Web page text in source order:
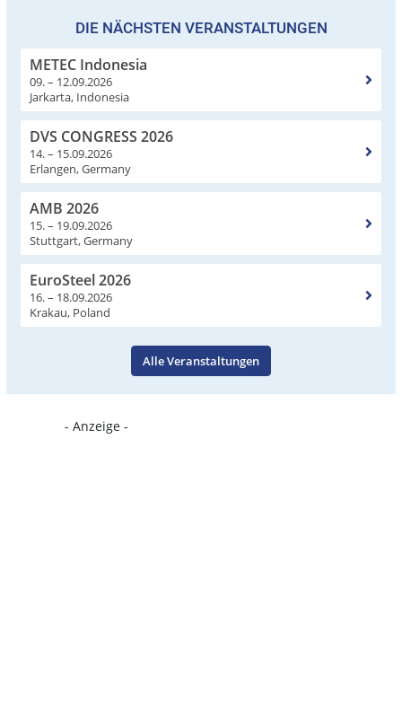
DIE NÄCHSTEN VERANSTALTUNGEN
METEC Indonesia
09. – 12.09.2026
Jarkarta, Indonesia
DVS CONGRESS 2026
14. – 15.09.2026
Erlangen, Germany
AMB 2026
15. – 19.09.2026
Stuttgart, Germany
EuroSteel 2026
16. – 18.09.2026
Krakau, Poland
Alle Veranstaltungen
- Anzeige -